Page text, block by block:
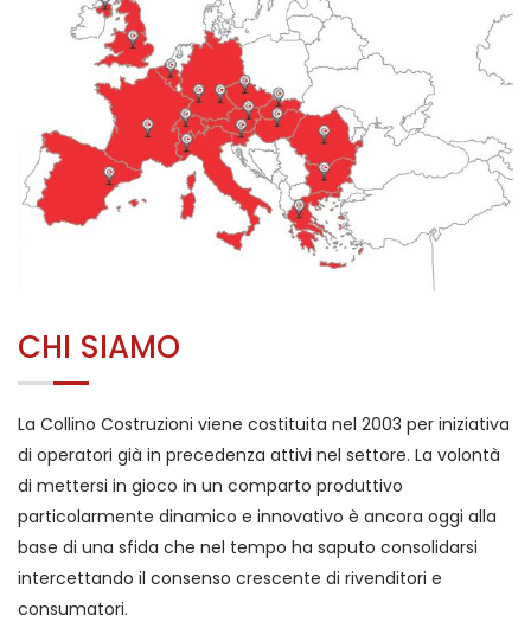
CHI SIAMO
La Collino Costruzioni viene costituita nel 2003 per iniziativa
di operatori già in precedenza attivi nel settore. La volontà
di mettersi in gioco in un comparto produttivo
particolarmente dinamico e innovativo è ancora oggi alla
base di una sfida che nel tempo ha saputo consolidarsi
intercettando il consenso crescente di rivenditori e
consumatori.